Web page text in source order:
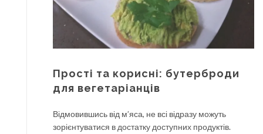
Прості та корисні: бутерброди
для вегетаріанців
Відмовившись від м’яса, не всі відразу можуть
зорієнтуватися в достатку доступних продуктів.